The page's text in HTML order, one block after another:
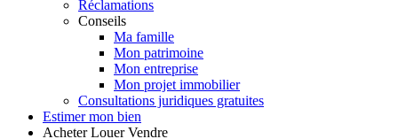
Réclamations
Conseils
Ma famille
Mon patrimoine
Mon entreprise
Mon projet immobilier
Consultations juridiques gratuites
Estimer mon bien
Acheter Louer Vendre